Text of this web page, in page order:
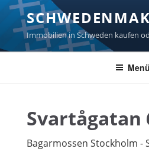
Zum
Inhalt
springenImmobilien in Schweden kaufen
Menü
Svartågatan
Bagarmossen Stockholm -